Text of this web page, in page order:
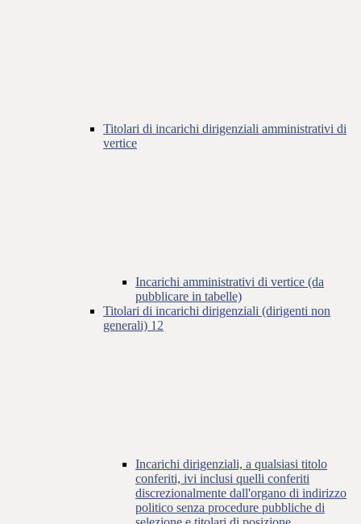
Titolari di incarichi dirigenziali amministrativi di
vertice
Incarichi amministrativi di vertice (da
pubblicare in tabelle)
Titolari di incarichi dirigenziali (dirigenti non
generali) 12
Incarichi dirigenziali, a qualsiasi titolo
conferiti, ivi inclusi quelli conferiti
discrezionalmente dall'organo di indirizzo
politico senza procedure pubbliche di